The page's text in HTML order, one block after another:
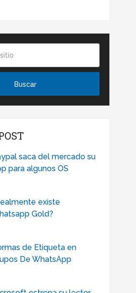
saca del mercado su
para algunos OS
existe
Gold?
de Etiqueta en
De WhatsApp